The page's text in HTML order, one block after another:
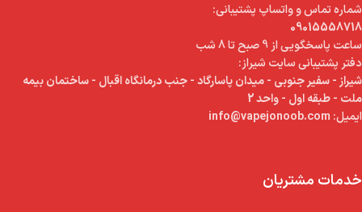
شماره تماس و واتساپ پشتیبانی:
09015558718
ساعت پاسخگویی از 9 صبح تا 8 شب
دفتر پشتیبانی سایت شیراز:
شیراز - سفیر جنوبی - میدان پاسارگاد - جنب درمانگاه اقبال - ساختمان بیمه
ملت - طبقه اول - واحد 2
ایمیل:
خدمات مشتریان